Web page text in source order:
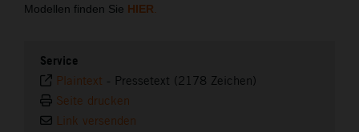
Modellen finden Sie HIER
Service
Plaintext - Pressetext (2178 Zeichen)
Seite drucken
Link versenden